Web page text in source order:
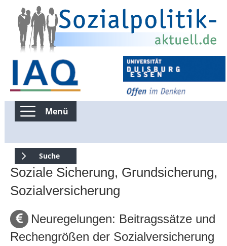
Menü
Suche
Kommentierte Infografiken
Suchen nur in Kommentierte Infografiken
Suche über die gesamte Seite
Suchen
Soziale Sicherung, Grundsicherung,
Sozialversicherung
Neuregelungen: Beitragssätze und
Rechengrößen der Sozialversicherung